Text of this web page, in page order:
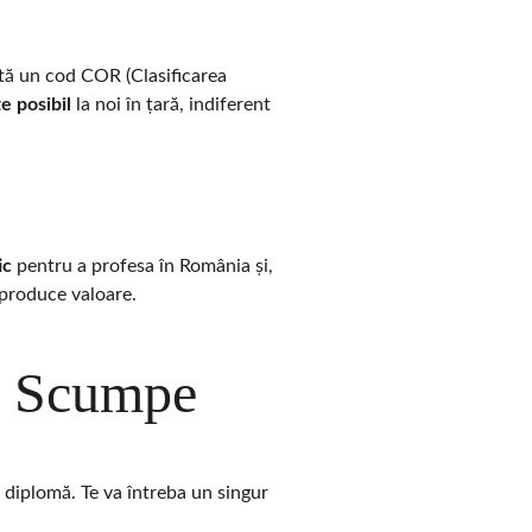
un cod COR (Clasificarea
posibil
la noi în țară, indiferent
pentru a profesa în România și,
valoare.
Te va întreba un singur